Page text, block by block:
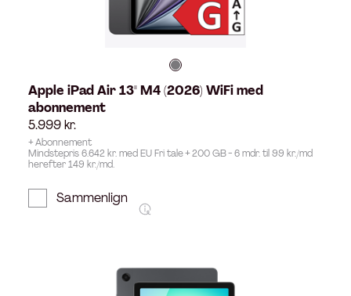
Apple iPad Air 13" M4 (2026) WiFi med
abonnement
5.999kr.
+ Abonnement
Mindstepris 6.642 kr. med EU Fri tale + 200 GB - 6 mdr. til 99 kr./md
herefter 149 kr./md.
Sammenlign